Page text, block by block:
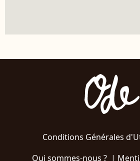
Conditions Générales
Qui sommes-nous ?|